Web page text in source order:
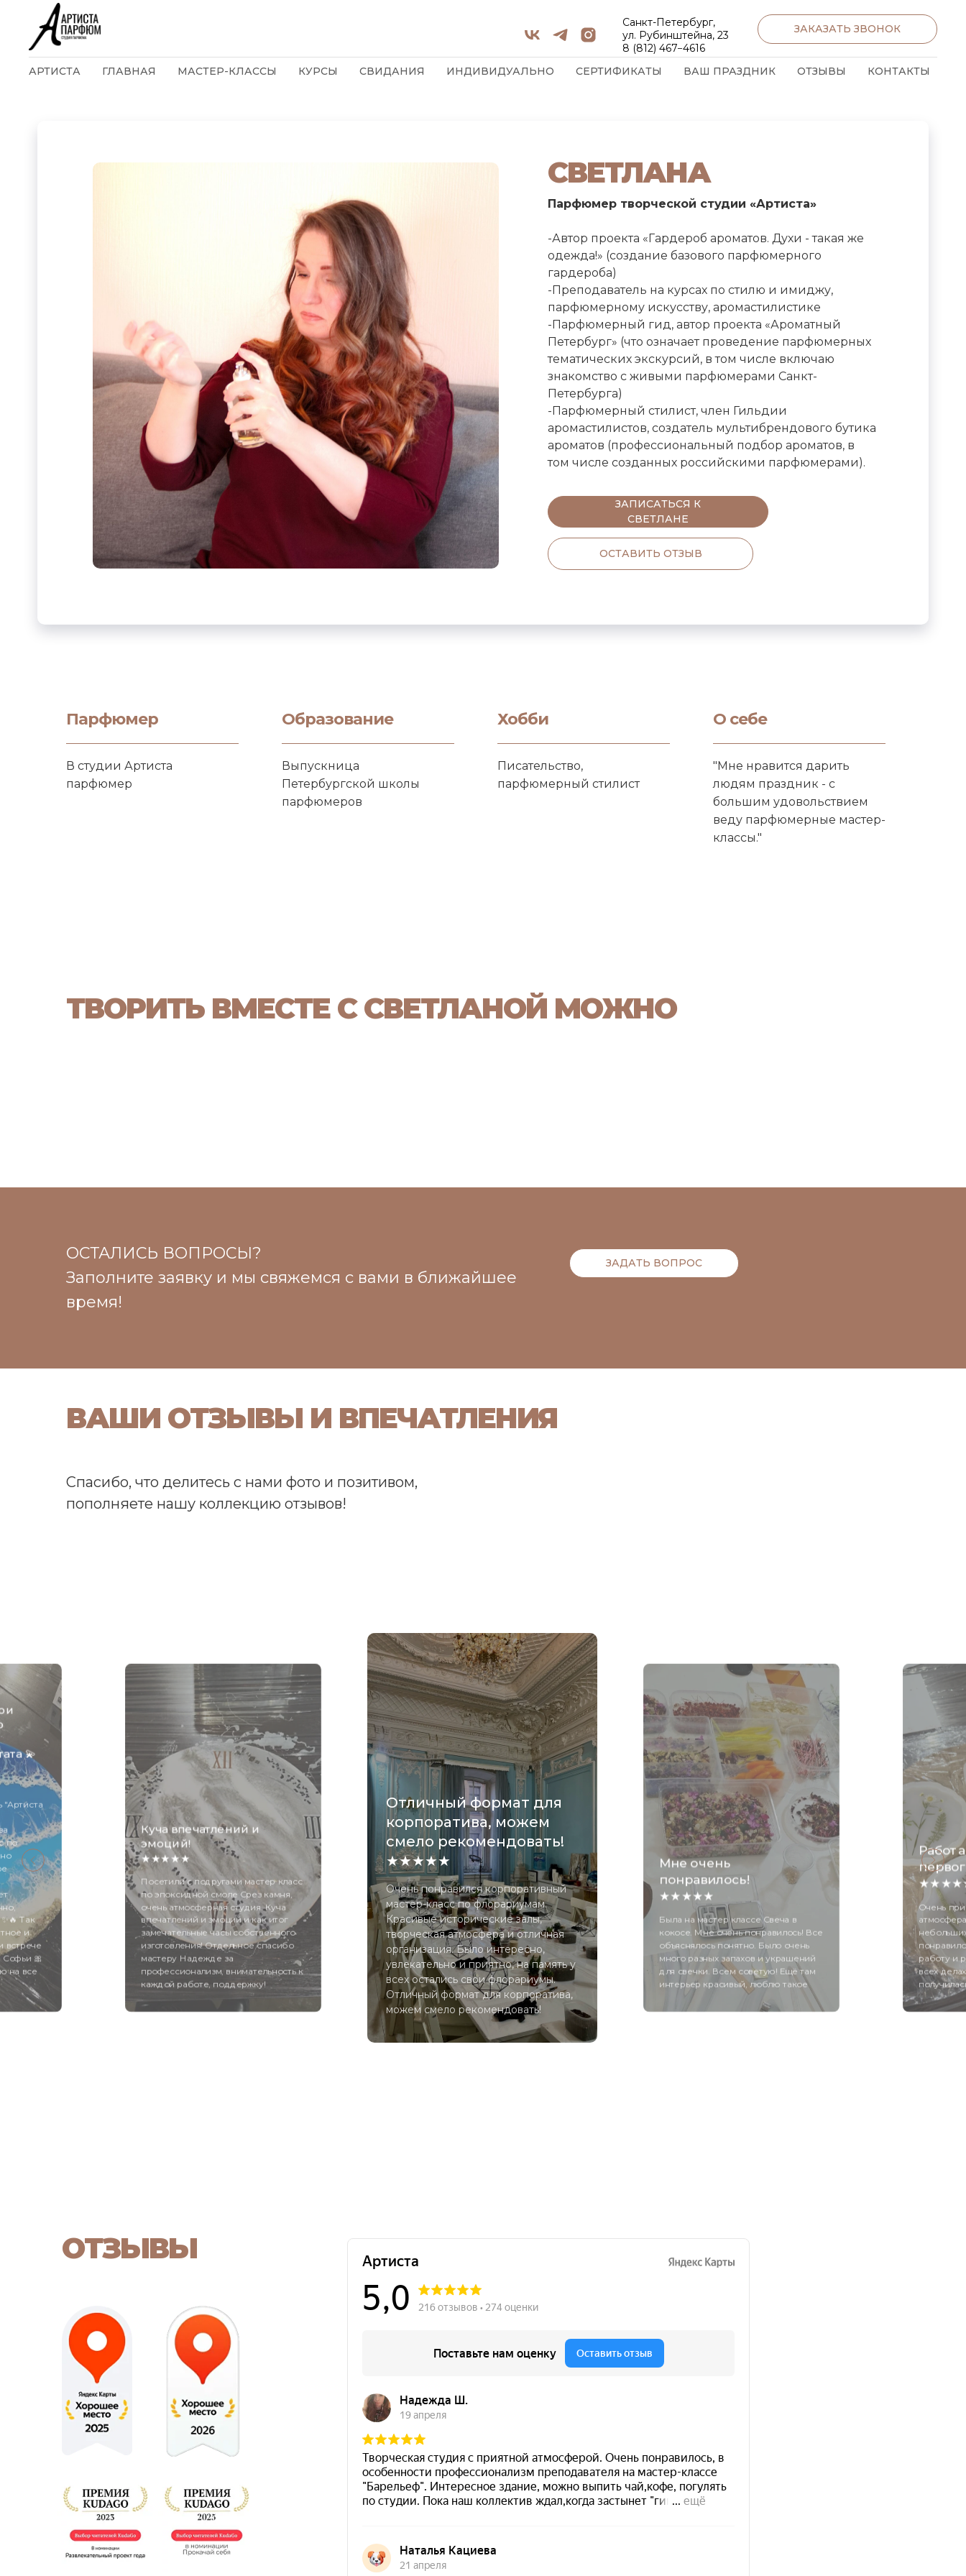
Санкт-Петербург,
ул. Рубинштейна, 23
8 (812) 467−4616
ЗАКАЗАТЬ ЗВОНОК
АРТИСТА ГЛАВНАЯ МАСТЕР-КЛАССЫ КУРСЫ СВИДАНИЯ ИНДИВИДУАЛЬНО СЕРТИФИКАТЫ ВАШ ПРАЗДНИК ОТЗЫВЫ КОНТАКТЫ
ЗАПИСАТЬСЯ К
СВЕТЛАНЕ
ОСТАВИТЬ ОТЗЫВ
Парфюмер творческой студии «Артиста»
-Автор проекта «Гардероб ароматов. Духи - такая же
одежда!» (создание базового парфюмерного
гардероба)
-Преподаватель на курсах по стилю и имиджу,
парфюмерному искусству, аромастилистике
-Парфюмерный гид, автор проекта «Ароматный
Петербург» (что означает проведение парфюмерных
тематических экскурсий, в том числе включаю
знакомство с живыми парфюмерами Санкт-
Петербурга)
-Парфюмерный стилист, член Гильдии
аромастилистов, создатель мультибрендового бутика
ароматов (профессиональный подбор ароматов, в
том числе созданных российскими парфюмерами).
СВЕТЛАНА
Парфюмер
В студии Артиста
парфюмер
Образование
Выпускница
Петербургской школы
парфюмеров
Хобби
Писательство,
парфюмерный стилист
О себе
"Мне нравится дарить
людям праздник - с
большим удовольствием
веду парфюмерные мастер-
классы."
ТВОРИТЬ ВМЕСТЕ С СВЕТЛАНОЙ МОЖНО
ОСТАЛИСЬ ВОПРОСЫ?
Заполните заявку и мы свяжемся с вами в ближайшее
время!
ЗАДАТЬ ВОПРОС
ВАШИ ОТЗЫВЫ И ВПЕЧАТЛЕНИЯ
Спасибо, что делитесь с нами фото и позитивом,
пополняете нашу коллекцию отзывов!
💫
по
Так
и
встрече
Софьи 🎀
на все
Куча впечатлений и
эмоций!
★★★★★
Посетили с подругами мастер класс
по эпоксидной смоле Срез камня,
очень атмосферная студия. Куча
впечатлений и эмоций и как итог
замечательные часы собственного
изготовления! Отдельное спасибо
мастеру Надежде за
профессионализм, внимательность к
каждой работе, поддержку!
Отличный формат для
корпоратива, можем
смело рекомендовать!
★★★★★
Очень понравился корпоративный
мастер-класс по флорариумам.
Красивые исторические залы,
творческая атмосфера и отличная
организация. Было интересно,
увлекательно и приятно, на память у
всех остались свои флорариумы.
Отличный формат для корпоратива,
можем смело рекомендовать!
Мне очень
понравилось!
★★★★★
Была на мастер классе Свеча в
кокосе. Мне очень понравилось! Все
объяснялось понятно. Было очень
много разных запахов и украшений
для свечки. Всем советую! Ещё там
интерьер красивый, люблю такое
Очень
работу и
всех
ОТЗЫВЫ